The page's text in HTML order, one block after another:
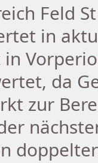
Feld
in
da
zur